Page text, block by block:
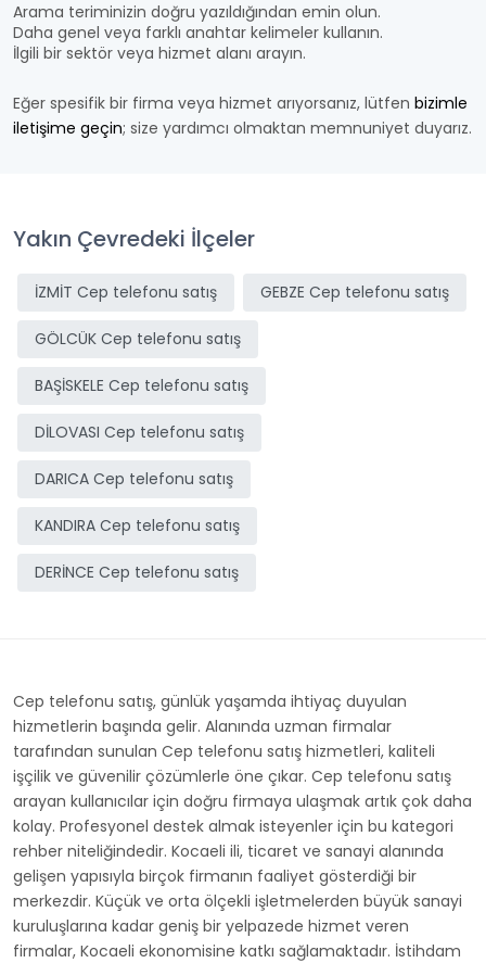
Arama teriminizin doğru yazıldığından emin olun.
Daha genel veya farklı anahtar kelimeler kullanın.
İlgili bir sektör veya hizmet alanı arayın.
Eğer spesifik bir firma veya hizmet arıyorsanız, lütfen bizimle
iletişime geçin; size yardımcı olmaktan memnuniyet duyarız.
Yakın Çevredeki İlçeler
İZMİT Cep telefonu satış GEBZE Cep telefonu satış
GÖLCÜK Cep telefonu satış
BAŞİSKELE Cep telefonu satış
DİLOVASI Cep telefonu satış
DARICA Cep telefonu satış
KANDIRA Cep telefonu satış
DERİNCE Cep telefonu satış
Cep telefonu satış, günlük yaşamda ihtiyaç duyulan
hizmetlerin başında gelir. Alanında uzman firmalar
tarafından sunulan Cep telefonu satış hizmetleri, kaliteli
işçilik ve güvenilir çözümlerle öne çıkar. Cep telefonu satış
arayan kullanıcılar için doğru firmaya ulaşmak artık çok daha
kolay. Profesyonel destek almak isteyenler için bu kategori
rehber niteliğindedir. Kocaeli ili, ticaret ve sanayi alanında
gelişen yapısıyla birçok firmanın faaliyet gösterdiği bir
merkezdir. Küçük ve orta ölçekli işletmelerden büyük sanayi
kuruluşlarına kadar geniş bir yelpazede hizmet veren
firmalar, Kocaeli ekonomisine katkı sağlamaktadır. İstihdam